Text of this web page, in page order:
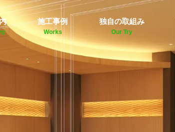
施工事例
Works
独自の取組み
Our Try